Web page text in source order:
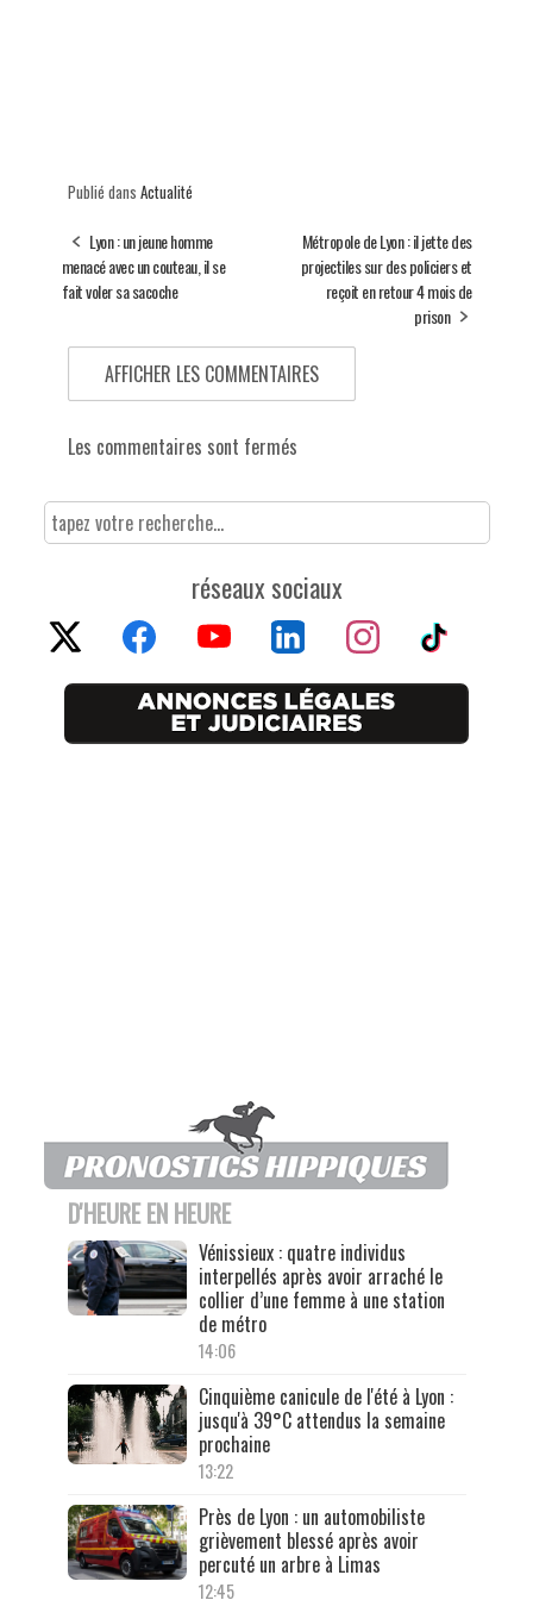
Publié dans Actualité
Lyon : un jeune homme
menacé avec un couteau, il se
fait voler sa sacoche
Métropole de Lyon : il jette des
projectiles sur des policiers et
reçoit en retour 4 mois de
prison
AFFICHER LES COMMENTAIRES
Les commentaires sont fermés
réseaux sociaux
D'HEURE EN HEURE
Vénissieux : quatre individus
interpellés après avoir arraché le
collier d’une femme à une station
de métro
14:06
Cinquième canicule de l'été à Lyon :
jusqu'à 39°C attendus la semaine
prochaine
13:22
Près de Lyon : un automobiliste
grièvement blessé après avoir
percuté un arbre à Limas
12:45